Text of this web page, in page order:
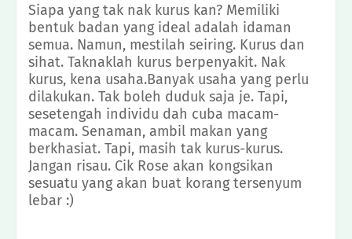
Siapa yang tak nak kurus kan? Memiliki
bentuk badan yang ideal adalah idaman
semua. Namun, mestilah seiring. Kurus dan
sihat. Taknaklah kurus berpenyakit. Nak
kurus, kena usaha.Banyak usaha yang perlu
dilakukan. Tak boleh duduk saja je. Tapi,
sesetengah individu dah cuba macam-
macam. Senaman, ambil makan yang
berkhasiat. Tapi, masih tak kurus-kurus.
Jangan risau. Cik Rose akan kongsikan
sesuatu yang akan buat korang tersenyum
lebar :)